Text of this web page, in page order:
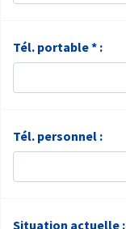
Tél. portable * :
Tél. personnel :
Situation actuelle :